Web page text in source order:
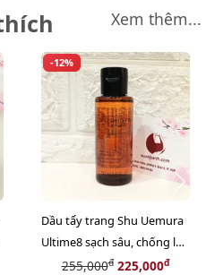
Xem thêm...
-12%
Dầu tẩy trang Shu Uemura
Ultime8 sạch sâu, chống lão
hóa cao cấp nhất - 50ml
255,000đ225,000đ